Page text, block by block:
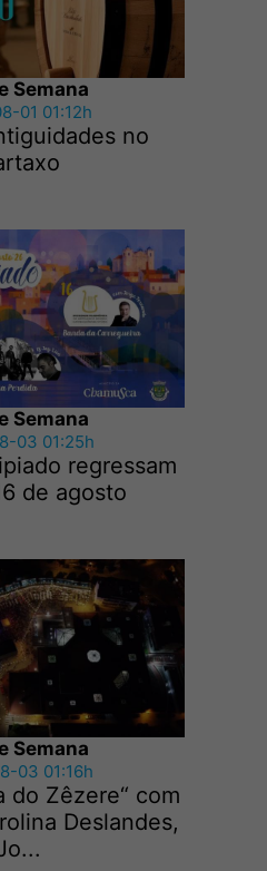
Semana
01 01:12h
no
Semana
03 01:25h
regressam
de agosto
Semana
03 01:16h
do Zêzere“ com
Deslandes,